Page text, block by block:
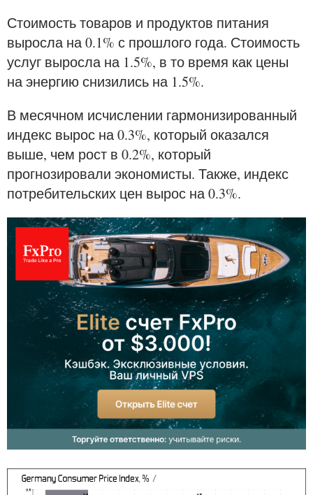
Стоимость товаров и продуктов питания
выросла на 0.1% с прошлого года. Стоимость
услуг выросла на 1.5%, в то время как цены
на энергию снизились на 1.5%.
В месячном исчислении гармонизированный
индекс вырос на 0.3%, который оказался
выше, чем рост в 0.2%, который
прогнозировали экономисты. Также, индекс
потребительских цен вырос на 0.3%.